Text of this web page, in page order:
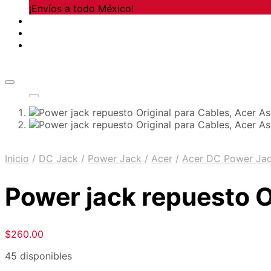
¡Envíos a todo México!
Inicio / DC Jack / Power Jack / Acer / Acer DC Power
Power jack repuesto
$260.00
45 disponibles